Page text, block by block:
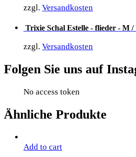
zzgl. Versandkosten
Trixie Schal Estelle - flieder - M /
zzgl. Versandkosten
Folgen Sie uns auf
No access token
Ähnliche Produkte
Add to cart